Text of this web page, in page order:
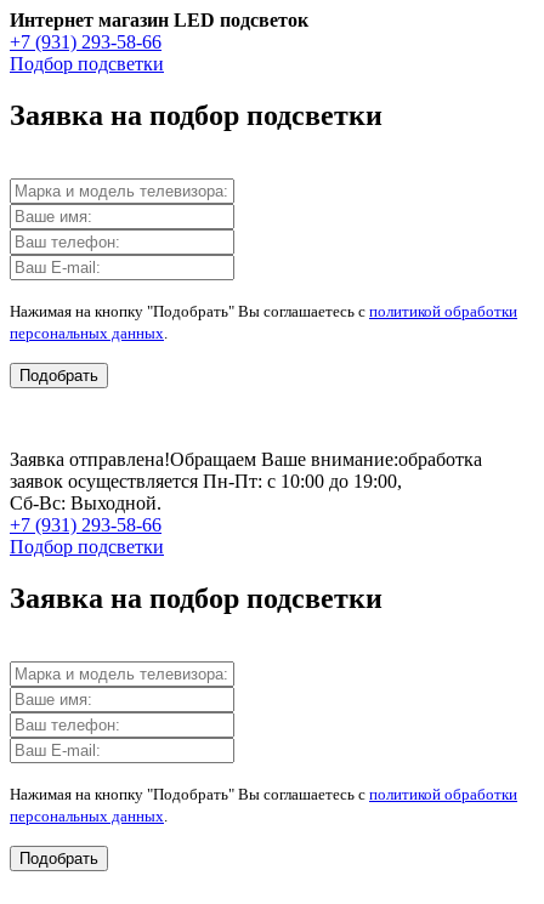
Интернет магазин LED подсветок
+7 (931) 293-58-66
Подбор подсветки
Заявка на подбор подсветки
Нажимая на кнопку "Подобрать" Вы соглашаетесь с политикой обработки
персональных данных
Подобрать
Заявка отправлена!Обращаем Ваше внимание:обработка
заявок осуществляется Пн-Пт: с 10:00 до 19:00,
Сб-Вс: Выходной.
+7 (931) 293-58-66
Подбор подсветки
Заявка на подбор подсветки
Нажимая на кнопку "Подобрать" Вы соглашаетесь с политикой обработки
персональных данных
Подобрать